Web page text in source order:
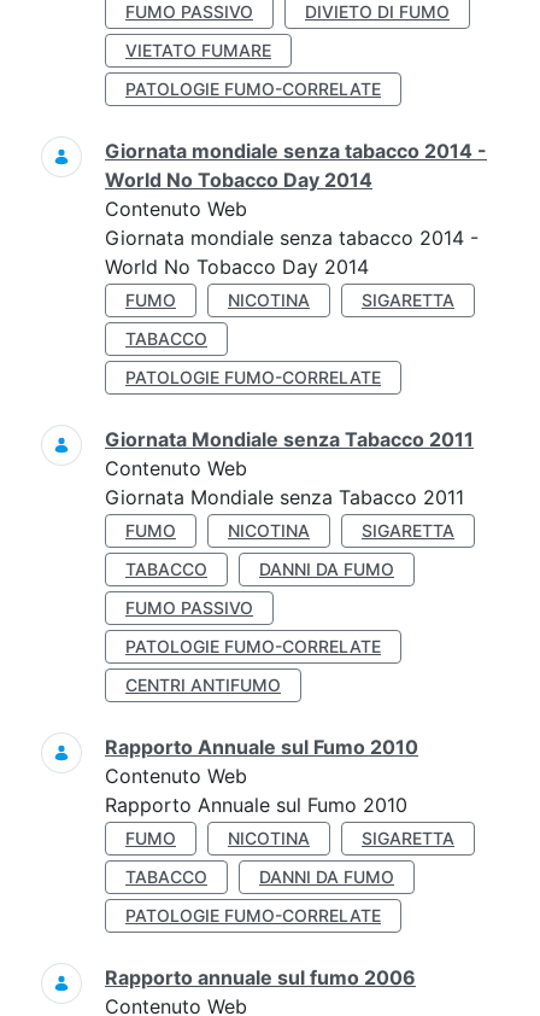
FUMO PASSIVO
DIVIETO DI FUMO
VIETATO FUMARE
PATOLOGIE FUMO-CORRELATE
Giornata mondiale senza tabacco 2014 -
World No Tobacco Day 2014
Contenuto Web
Giornata mondiale senza tabacco 2014 -
World No Tobacco Day 2014
FUMO NICOTINA
SIGARETTA
TABACCO
PATOLOGIE FUMO-CORRELATE
Giornata Mondiale senza Tabacco 2011
Contenuto Web
Giornata Mondiale senza Tabacco 2011
FUMO NICOTINA
SIGARETTA
TABACCO
DANNI DA FUMO
FUMO PASSIVO
PATOLOGIE FUMO-CORRELATE
CENTRI ANTIFUMO
Rapporto Annuale sul Fumo 2010
Contenuto Web
Rapporto Annuale sul Fumo 2010
FUMO NICOTINA
SIGARETTA
TABACCO
DANNI DA FUMO
PATOLOGIE FUMO-CORRELATE
Rapporto annuale sul fumo 2006
Contenuto Web